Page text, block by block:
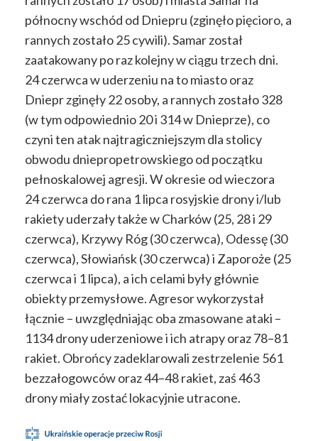
północny wschód od Dniepru (zginęło pięcioro, a
rannych zostało 25 cywili). Samar został
zaatakowany po raz kolejny w ciągu trzech dni.
24 czerwca w uderzeniu na to miasto oraz
Dniepr zginęły 22 osoby, a rannych zostało 328
(w tym odpowiednio 20 i 314 w Dnieprze), co
czyni ten atak najtragiczniejszym dla stolicy
obwodu dniepropetrowskiego od początku
pełnoskalowej agresji. W okresie od wieczora
24 czerwca do rana 1 lipca rosyjskie drony i/lub
rakiety uderzały także w Charków (25, 28 i 29
czerwca), Krzywy Róg (30 czerwca), Odessę (30
czerwca), Słowiańsk (30 czerwca) i Zaporoże (25
czerwca i 1 lipca), a ich celami były głównie
obiekty przemysłowe. Agresor wykorzystał
łącznie – uwzględniając oba zmasowane ataki –
1134 drony uderzeniowe i ich atrapy oraz 78–81
rakiet. Obrońcy zadeklarowali zestrzelenie 561
bezzałogowców oraz 44–48 rakiet, zaś 463
drony miały zostać lokacyjnie utracone.